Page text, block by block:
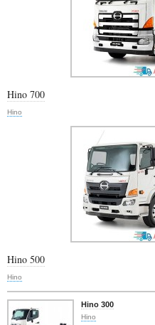
Hino 700
Hino
Hino 500
Hino
Hino 300
Hino